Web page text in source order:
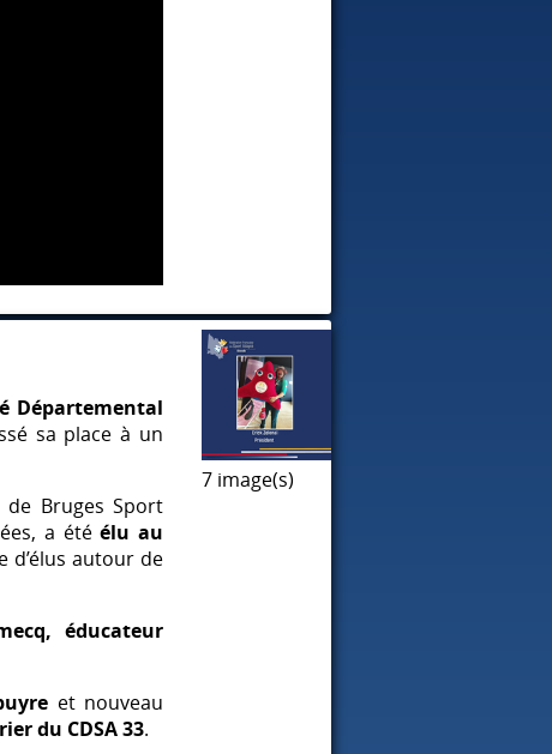
Départemental
sa place à un
Bruges Sport
a étéélu au
d’élus autour de
éducateur
et nouveau
du CDSA33.
7 image(s)